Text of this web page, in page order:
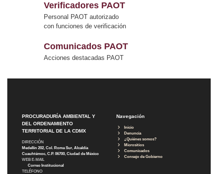
Verificadores PAOT
Personal PAOT autorizado
con funciones de verificación
Comunicados PAOT
Acciones destacadas PAOT
PROCURADURÍA AMBIENTAL Y
DEL ORDENAMIENTO
TERRITORIAL DE LA CDMX
DIRECCIÓN
Medellín 202, Col. Roma Sur, Alcaldía
Cuauhtémoc, C.P. 06700, Ciudad de México
WEB E-MAIL
Correo Institucional
TELÉFONO
Navegación
Inicio
Denuncia
¿Quiénes somos?
Micrositios
Comunicados
Consejo de Gobierno